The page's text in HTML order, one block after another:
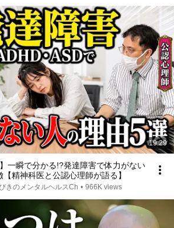
19:29
】一瞬で分かる!?発達障害で体力がない
【精神科医と公認心理師が語る】
きのメンタルヘルスCh • 966K views